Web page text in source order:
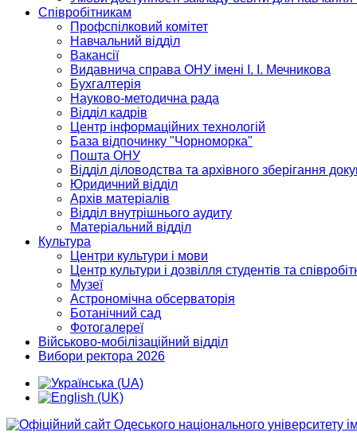
Співробітникам
Профспілковий комітет
Навчальний відділ
Вакансії
Видавнича справа ОНУ імені І. І. Мечникова
Бухгалтерія
Науково-методична рада
Відділ кадрів
Центр інформаційних технологій
База відпочинку "Чорноморка"
Пошта ОНУ
Відділ діловодства та архівного зберігання
Юридичний відділ
Архів матеріалів
Відділ внутрішнього аудиту
Матеріальний відділ
Культура
Центри культури і мови
Центр культури і дозвілля студентів та
Музеї
Астрономічна обсерваторія
Ботанічний сад
Фотогалереї
Військово-мобілізаційний відділ
Вибори ректора 2026